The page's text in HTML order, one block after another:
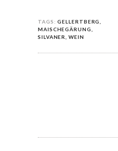
TAGS: GELLERTBERG
MAISCHEGÄRUNG
SILVANER
,WEIN